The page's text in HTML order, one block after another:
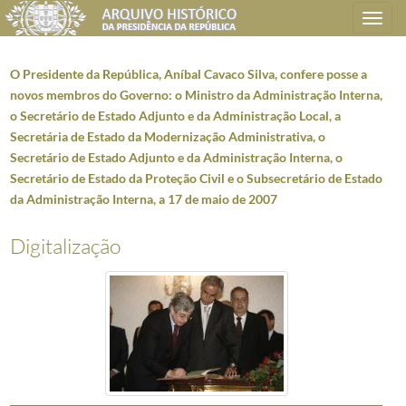
Toggle
navigation
Plano de classificação
Presidência da República
O Presidente da República e Senhora de Jorge Sampaio assistem à
Audiência concedida pelo Presidente da República, Jorge Sampaio,
Audiência concedida pelo Presidente da República, Aníbal Cavaco
Audiência concedida pelo Presidente da República, Aníbal Cavaco
Deslocação do Presidente da República, Aníbal Cavaco Silva, à
O Presidente da República, Aníbal Cavaco Silva, confere posse a
O Presidente da República, Aníbal Cavaco Silva, confere posse a
novos membros do Governo: o Ministro da Administração Interna,
o Secretário de Estado Adjunto e da Administração Local, a
Secretária de Estado da Modernização Administrativa, o
Secretário de Estado Adjunto e da Administração Interna, o
Secretário de Estado da Proteção Civil e o Subsecretário de Estado
da Administração Interna, a 17 de maio de 2007
Digitalização